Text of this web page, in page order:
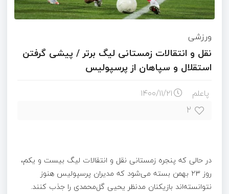
ورزشی
نقل و انتقالات زمستانی لیگ برتر / پیشی گرفتن
استقلال و سپاهان از پرسپولیس
پاعلم ۱۴۰۰/۱۱/۲۱
۲
در حالی که پنجره زمستانی نقل و انتقالات لیگ بیست و یکم،
روز ۲۳ بهمن بسته می‌شود که مدیران پرسپولیس هنوز
نتوانسته‌اند بازیکنان مدنظر یحیی گل‌محمدی را جذب کنند.